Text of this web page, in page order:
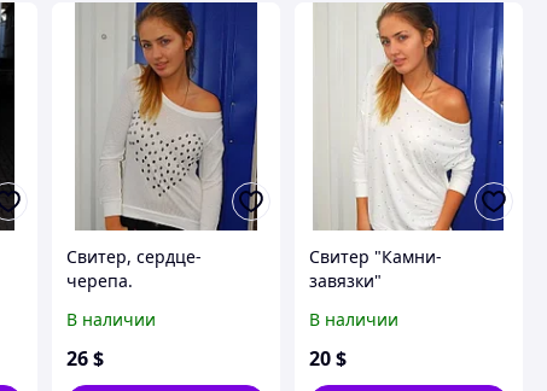
Свитер, сердце-
черепа.
В наличии
26 $
Свитер "Камни-
завязки"
В наличии
20$